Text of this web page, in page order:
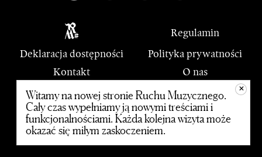
Regulamin
Deklaracja dostępności
Polityka prywatności
Kontakt
O nas
PWM
© 2020 Polskie Wydawnictwo Muzyczne
+
Witamy na nowej stronie Ruchu Muzycznego.
Cały czas wypełniamy ją nowymi treściami i
funkcjonalnościami. Każda kolejna wizyta może
okazać się miłym zaskoczeniem.